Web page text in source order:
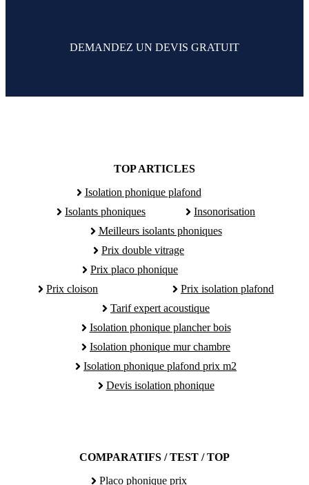
DEMANDEZ UN DEVIS GRATUIT
TOP ARTICLES
Isolation phonique plafond
Isolants phoniques
Insonorisation
Meilleurs isolants phoniques
Prix double vitrage
Prix placo phonique
Prix cloison
Prix isolation plafond
Tarif expert acoustique
Isolation phonique plancher bois
Isolation phonique mur chambre
Isolation phonique plafond prix m2
Devis isolation phonique
COMPARATIFS / TEST / TOP
Placo phonique prix